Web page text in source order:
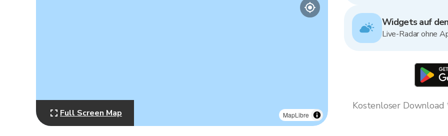
Widgets auf
Live-Radar ohne
Kostenloser Download
MapLibre
Full Screen Map